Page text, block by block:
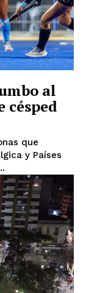
al
césped
que
y Países